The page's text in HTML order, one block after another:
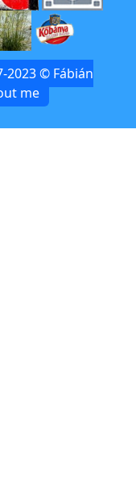
2023 © Fábián
me